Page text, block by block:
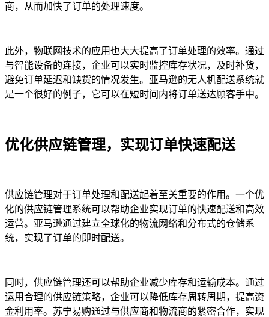
商，从而加快了订单的处理速度。
此外，物联网技术的应用也大大提高了订单处理的效率。通过
与智能设备的连接，企业可以实时监控库存状况，及时补货，
避免订单延迟和缺货的情况发生。亚马逊的无人机配送系统就
是一个很好的例子，它可以在短时间内将订单送达顾客手中。
优化供应链管理，实现订单快速配送
供应链管理对于订单处理和配送起着至关重要的作用。一个优
化的供应链管理系统可以帮助企业实现订单的快速配送和高效
运营。亚马逊通过建立全球化的物流网络和分布式的仓储系
统，实现了订单的即时配送。
同时，供应链管理还可以帮助企业减少库存和运输成本。通过
运用合理的供应链策略，企业可以降低库存周转周期，提高资
金利用率。苏宁易购通过与供应商和物流商的紧密合作，实现